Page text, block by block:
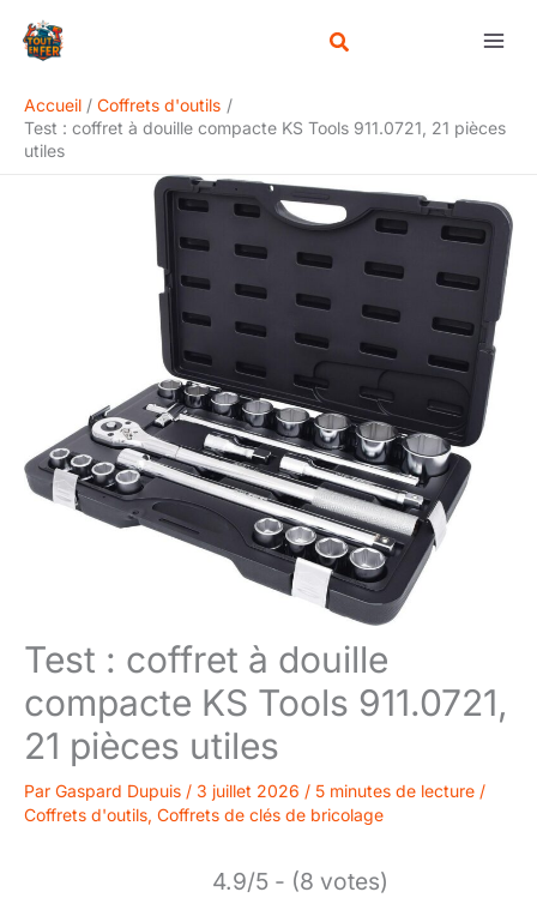
Accueil
Coffrets d'outils
Test : coffret à douille compacte KS Tools 911.0721, 21 pièces
utiles
Test : coffret à douille
compacte KS Tools 911.0721,
21 pièces utiles
Par Gaspard Dupuis / 3 juillet 2026 / 5 minutes de lecture /
Coffrets d'outils, Coffrets de clés de bricolage
4.9/5 - (8 votes)